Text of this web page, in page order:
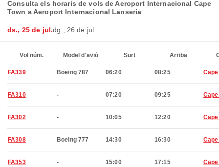
Consulta els horaris de vols de Aeroport Internacional Cape
Town a Aeroport Internacional Lanseria
ds., 25 de jul.dg., 26 de jul.
Vol núm. Model d'avió Surt Arriba
FA339 Boeing 787 06:20 08:25
FA310 - 07:20 09:25
FA302 - 10:05 12:20
FA308 Boeing 777 14:30 16:30
FA353 - 15:00 17:15